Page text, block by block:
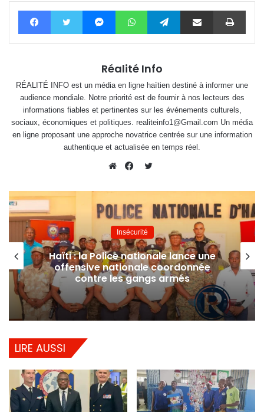
FacebookTwitter MessengerWhatsAppTelegram Partager par email
Réalité Info
RÉALITÉ INFO est un média en ligne haïtien destiné à informer une
audience mondiale. Notre priorité est de fournir à nos lecteurs des
informations fiables et pertinentes sur les événements culturels,
sociaux, économiques et politiques. realiteinfo1@Gmail.com Un média
en ligne proposant une approche novatrice centrée sur une information
authentique et actualisée en temps réel.
Insécurité
Haïti : la Police nationale lance une
offensive nationale coordonnée
contre les gangs armés
LIRE AUSSI